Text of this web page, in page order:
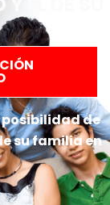
de
su familia en